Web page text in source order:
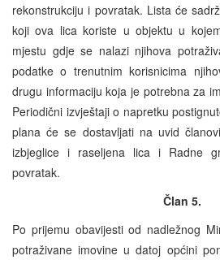
rekonstrukciju i povratak. Lista će
koji ova lica koriste u objektu u
mjestu gdje se nalazi njihova
podatke o trenutnim korisnicima
drugu informaciju koja je potrebna za
Periodični izvještaji o napretku
plana će se dostavljati na uvid
izbjeglice i raseljena lica i Radne
povratak.
Član 5.
Po prijemu obavijesti od nadležnog
potraživane imovine u datoj općini